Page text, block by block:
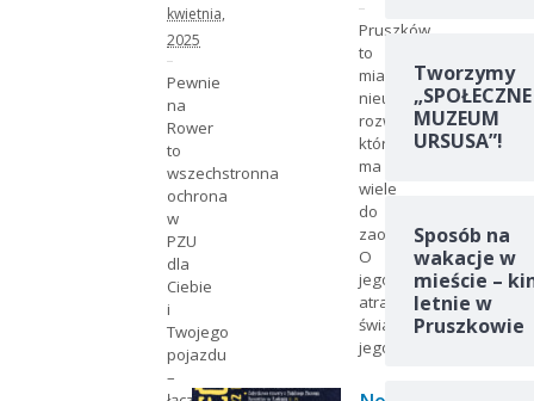
kwietnia,
2025
Pewnie
na
Rower
to
wszechstronna
ochrona
w
PZU
dla
Ciebie
i
Twojego
pojazdu
–
Pruszków
to
miasto
nieustannego
rozwoju,
które
ma
wiele
do
zaoferowania.
O
jego
atrakcyjności
świadczy
jego…
Tworzymy
„SPOŁECZNE
MUZEUM
URSUSA”!
Sposób na
wakacje w
mieście –
letnie w
Pruszkowie